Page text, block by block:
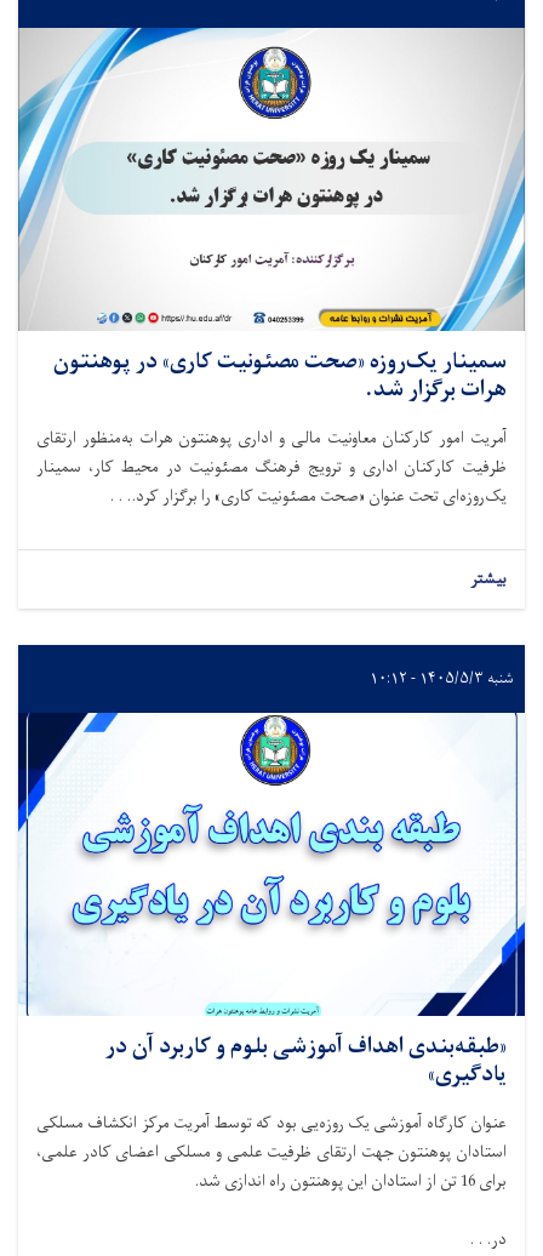
سمینار یک‌روزه «صحت مصئونیت کاری» در پوهنتون
هرات برگزار شد.
آمریت امور کارکنان معاونیت مالی و اداری پوهنتون هرات به‌منظور ارتقای
ظرفیت کارکنان اداری و ترویج فرهنگ مصئونیت در محیط کار، سمینار
یک‌روزه‌ای تحت عنوان «صحت مصئونیت کاری» را برگزار کرد.. . .
بیشتر
شنبه ۱۴۰۵/۵/۳ - ۱۰:۱۲
«طبقه‌بندی اهداف آموزشی بلوم و کاربرد آن در
یادگیری»
عنوان کارگاه آموزشی یک روزه‌یی بود که توسط آمریت مرکز انکشاف مسلکی
استادان پوهنتون جهت ارتقای ظرفیت علمی و مسلکی اعضای کادر علمی،
برای 16 تن از استادان این پوهنتون راه اندازی شد.
در. . .